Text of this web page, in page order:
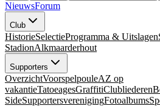
NieuwsForum
Club
HistorieSelectieProgramma & Uitslagen
StadionAlkmaarderhout
Supporters
OverzichtVoorspelpouleAZ op
vakantieTatoeagesGraffitiClubliederen
SideSupportersverenigingFotoalbums